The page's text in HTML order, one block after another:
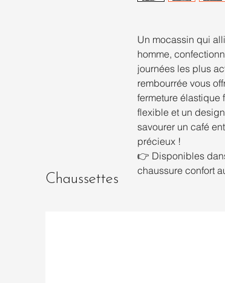
Un mocassin qui
homme,
journées les plus
rembourrée vous
fermeture élastique
flexible et un
savourer un café
précieux !
👉 Disponibles
chaussure confort
Chaussettes